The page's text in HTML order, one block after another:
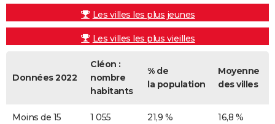
Les villes les plus jeunes
Les villes les plus vieilles
Données 2022
Cléon :
nombre
habitants
% de
la population
Moyenne
des villes
Moins de 15
1 055 21,9 % 16,8 %